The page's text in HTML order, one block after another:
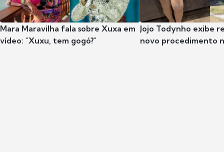
Mara Maravilha fala sobre Xuxa em
vídeo: "Xuxu, tem gogó?"
Jojo Todynho exibe
novo procedimento